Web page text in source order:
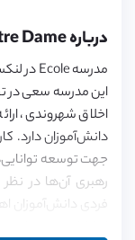
درباره Notre Dame
این مدرسه سعی در
اخلاق شهروندی،
جهت توسعه
رهبری آن‌ها در
فردی دانش‌آموزان
امکانات مورد